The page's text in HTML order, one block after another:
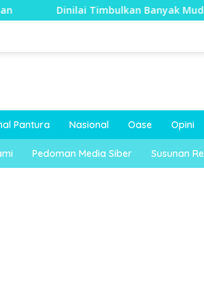
Timbulkan Banyak Mudharat,
Pantura Nasional Oase Opini
Pedoman Media Siber Susunan